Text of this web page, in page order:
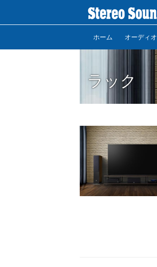
ホーム オーディオ
ラック